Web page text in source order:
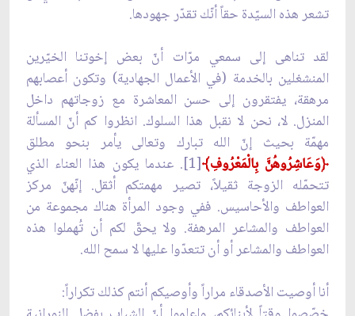
تشعر هذه السيّدة حقاً أنّك تقدّر جهودها.
لقد تناهى إلى سمعي مرّات أنّ بعض إخوتنا الخيّرين
المنشغلين بالخدمة (في الأعمال الجهادية) وتكون أعصابهم
مرهقة، يفتقرون إلى حسن المعاشرة مع زوجاتهم داخل
المنزل. لا، نحن لا نقبل هذا السلوك. انظروا كم أنّ المسألة
مهمّة بحيث إنّ الله تبارك وتعالى يأمر بنحو مطلق
﴿وَعَاشِرُوهُنَّ بِالْمَعْرُوفِ﴾ [1]. عندما يكون هذا العناء الذي
تتحمّله الزوجة ثقيلاً، تصير مهمتكم أثقل. إنّهنّ مركز
العواطف والأحاسيس. ففي وجود المرأة هناك مجموعة من
العواطف والمشاعر المرهفة. ولا يحقّ لكم أن تُهملوا هذه
العواطف والمشاعر أو أن تتعدّوا عليها لا سمح الله.
أنا أوصيت الأصدقاء مراراً وأوصيكم أنتم كذلك تكراراً: